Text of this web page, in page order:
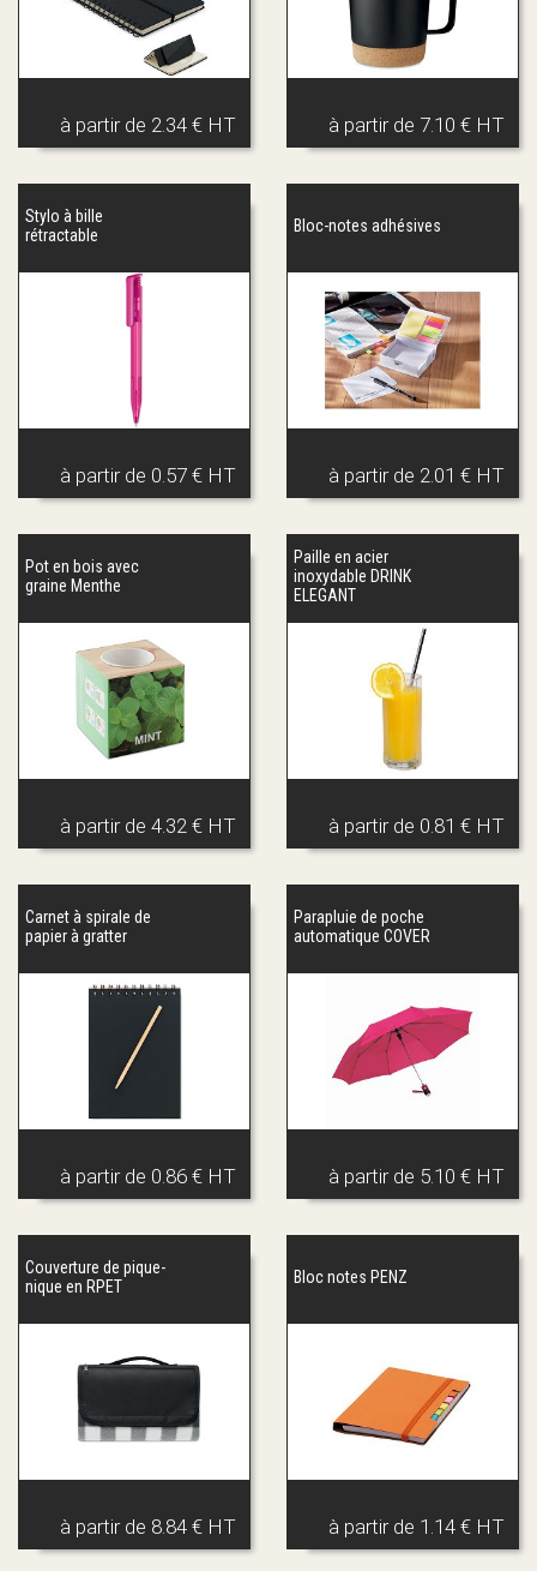
à partir de 2.34 € HT à partir de 7.10 € HT
Stylo à bille
rétractable
à partir de 0.57 € HT
Bloc-notes adhésives
à partir de 2.01 € HT
Pot en bois avec
graine Menthe
à partir de 4.32 € HT
Paille en acier
inoxydable DRINK
ELEGANT
à partir de 0.81 € HT
Carnet à spirale de
papier à gratter
à partir de 0.86 € HT
Parapluie de poche
automatique COVER
à partir de 5.10 € HT
Couverture de pique-
nique en RPET
à partir de 8.84 € HT
Bloc notes PENZ
à partir de 1.14 € HT